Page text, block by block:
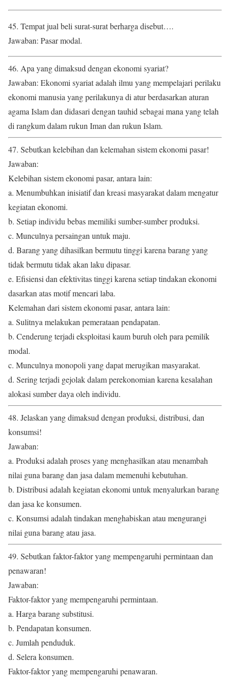
45. Tempat jual beli surat-surat berharga disebut….
Jawaban: Pasar modal.
46. Apa yang dimaksud dengan ekonomi syariat?
Jawaban: Ekonomi syariat adalah ilmu yang mempelajari perilaku
ekonomi manusia yang perilakunya di atur berdasarkan aturan
agama Islam dan didasari dengan tauhid sebagai mana yang telah
di rangkum dalam rukun Iman dan rukun Islam.
47. Sebutkan kelebihan dan kelemahan sistem ekonomi pasar!
Jawaban:
Kelebihan sistem ekonomi pasar, antara lain:
a. Menumbuhkan inisiatif dan kreasi masyarakat dalam mengatur
kegiatan ekonomi.
b. Setiap individu bebas memiliki sumber-sumber produksi.
c. Munculnya persaingan untuk maju.
d. Barang yang dihasilkan bermutu tinggi karena barang yang
tidak bermutu tidak akan laku dipasar.
e. Efisiensi dan efektivitas tinggi karena setiap tindakan ekonomi
dasarkan atas motif mencari laba.
Kelemahan dari sistem ekonomi pasar, antara lain:
a. Sulitnya melakukan pemerataan pendapatan.
b. Cenderung terjadi eksploitasi kaum buruh oleh para pemilik
modal.
c. Munculnya monopoli yang dapat merugikan masyarakat.
d. Sering terjadi gejolak dalam perekonomian karena kesalahan
alokasi sumber daya oleh individu.
48. Jelaskan yang dimaksud dengan produksi, distribusi, dan
konsumsi!
Jawaban:
a. Produksi adalah proses yang menghasilkan atau menambah
nilai guna barang dan jasa dalam memenuhi kebutuhan.
b. Distribusi adalah kegiatan ekonomi untuk menyalurkan barang
dan jasa ke konsumen.
c. Konsumsi adalah tindakan menghabiskan atau mengurangi
nilai guna barang atau jasa.
49. Sebutkan faktor-faktor yang mempengaruhi permintaan dan
penawaran!
Jawaban:
Faktor-faktor yang mempengaruhi permintaan.
a. Harga barang substitusi.
b. Pendapatan konsumen.
c. Jumlah penduduk.
d. Selera konsumen.
Faktor-faktor yang mempengaruhi penawaran.